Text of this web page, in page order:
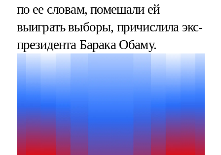
по ее словам, помешали ей
выиграть выборы, причислила экс-
президента Барака Обаму.